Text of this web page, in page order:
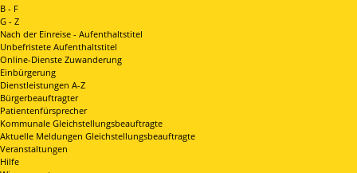
B - F
G - Z
Nach der Einreise - Aufenthaltstitel
Unbefristete Aufenthaltstitel
Online-Dienste Zuwanderung
Einbürgerung
Dienstleistungen A-Z
Bürgerbeauftragter
Patientenfürsprecher
Kommunale Gleichstellungsbeauftragte
Aktuelle Meldungen Gleichstellungsbeauftragte
Veranstaltungen
Hilfe